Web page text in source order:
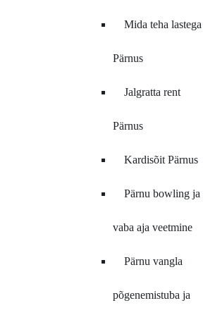
Mida teha lastega
Pärnus
Jalgratta rent
Pärnus
Kardisõit Pärnus
Pärnu bowling ja
vaba aja veetmine
Pärnu vangla
põgenemistuba ja